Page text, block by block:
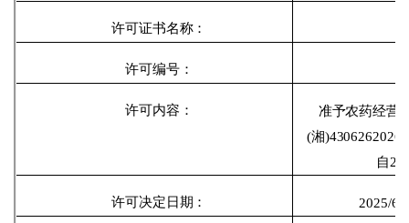
许可证书名称：
许可编号：
许可内容：
准予农药经营
(湘
自
许可决定日期： 2025/6